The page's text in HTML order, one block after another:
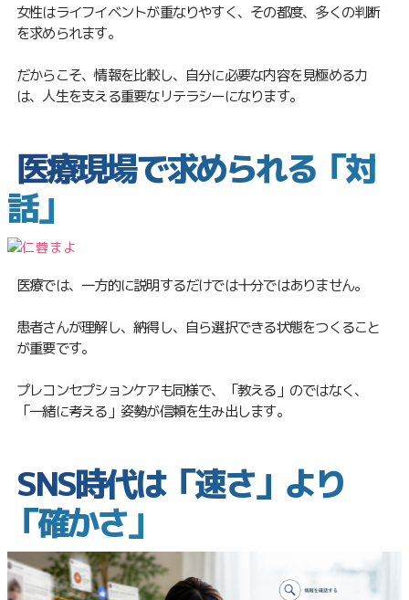
女性はライフイベントが重なりやすく、その都度、多くの判断
を求められます。
だからこそ、情報を比較し、自分に必要な内容を見極める力
は、人生を支える重要なリテラシーになります。
医療現場で求められる「対
話」
医療では、一方的に説明するだけでは十分ではありません。
患者さんが理解し、納得し、自ら選択できる状態をつくること
が重要です。
プレコンセプションケアも同様で、「教える」のではなく、
「一緒に考える」姿勢が信頼を生み出します。
SNS時代は「速さ」より
「確かさ」